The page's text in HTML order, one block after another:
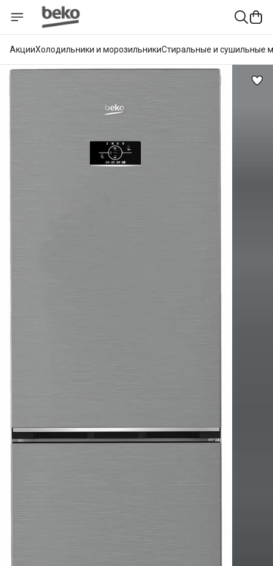
АкцииХолодильники и морозильникиСтиральные и сушильные